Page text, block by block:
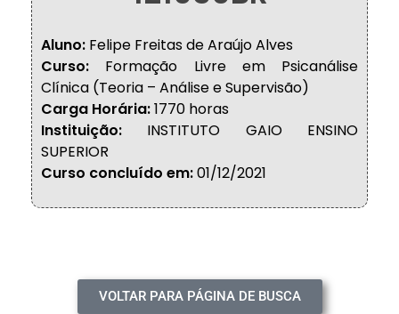
Aluno: Felipe Freitas de Araújo Alves
Curso: Formação Livre em Psicanálise
Clínica (Teoria – Análise e Supervisão)
Carga Horária:1770 horas
Instituição: INSTITUTO GAIO ENSINO
SUPERIOR
Curso concluído em:01/12/2021
VOLTAR PARA PÁGINA DE BUSCA